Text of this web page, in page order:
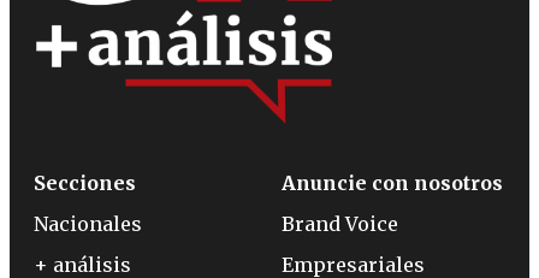
Secciones
Nacionales
+ análisis
Anuncie con nosotros
Brand Voice
Empresariales